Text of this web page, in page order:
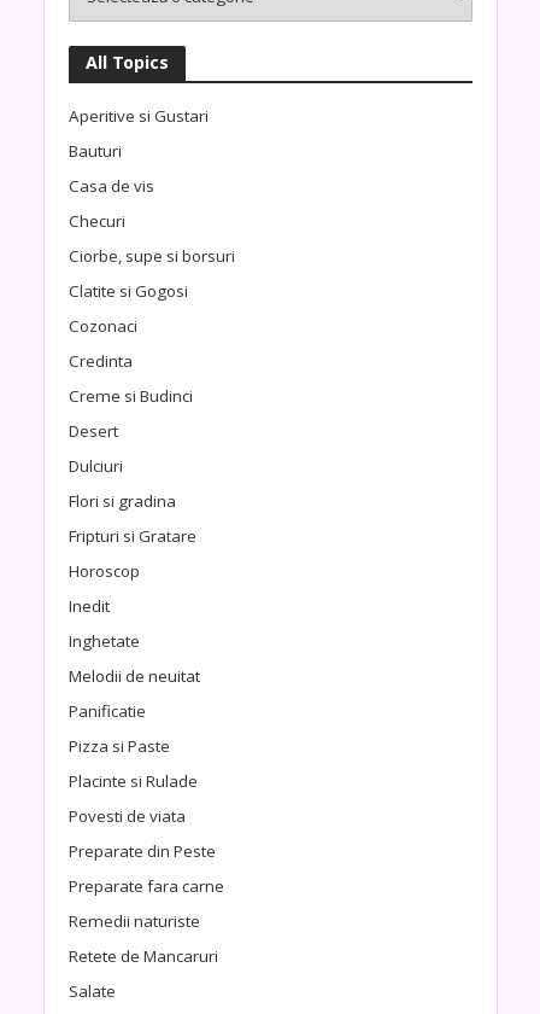
All Topics
Aperitive si Gustari
Bauturi
Casa de vis
Checuri
Ciorbe, supe si borsuri
Clatite si Gogosi
Cozonaci
Credinta
Creme si Budinci
Desert
Dulciuri
Flori si gradina
Fripturi si Gratare
Horoscop
Inedit
Inghetate
Melodii de neuitat
Panificatie
Pizza si Paste
Placinte si Rulade
Povesti de viata
Preparate din Peste
Preparate fara carne
Remedii naturiste
Retete de Mancaruri
Salate